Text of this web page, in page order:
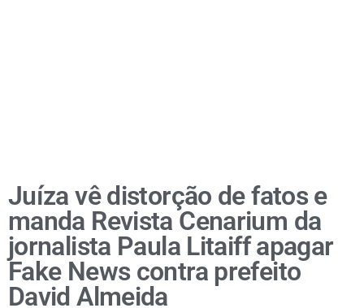
Juíza vê distorção de fatos e
manda Revista Cenarium da
jornalista Paula Litaiff apagar
Fake News contra prefeito
David Almeida